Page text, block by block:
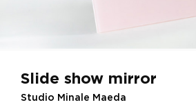
Slide show mirror
Studio Minale Maeda